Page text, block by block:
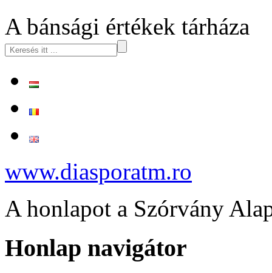
A bánsági értékek tárháza
www.diasporatm.ro
A honlapot a Szórvány
Honlap navigátor